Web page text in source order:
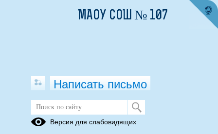
Всроссийские проверочные работы
(ВРП)
МАОУ СОШ № 107
Написать письмо
Версия для слабовидящих